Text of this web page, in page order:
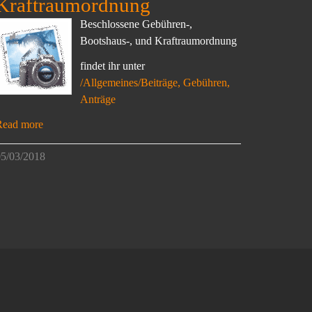
Beschlossene Gebühren-,
Bootshaus-, und Kraftraumordnung
findet ihr unter
/Allgemeines/Beiträge, Gebühren,
Anträge
more
03/2018